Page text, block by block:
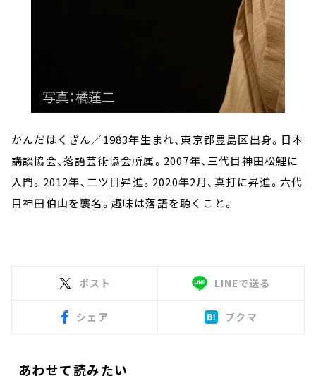
かんだはくざん／1983年生まれ、東京都豊島区出身。日本
講談協会、落語芸術協会所属。2007年、三代目神田松鯉に
入門。2012年、二ツ目昇進。2020年2月、真打に昇進。六代
目神田伯山を襲名。趣味は落語を聴くこと。
ポスト LINEで送る
シェア ブクマ
あわせて読みたい